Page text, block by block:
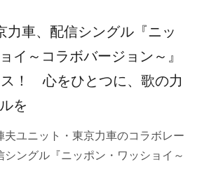
力車、配信シングル『ニッ
イ～コラボバージョン～』
！ 心をひとつに、歌の力
を
夫ユニット・東京力車のコラボレー
シングル『ニッポン・ワッショイ～